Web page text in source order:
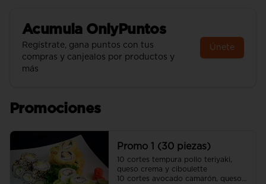
Acumula OnlyPuntos
Regístrate, gana puntos con tus
compras y canjealos por productos y
más
Únete
Promociones
Promo 1 (30 piezas)
10 cortes tempura pollo teriyaki,
queso crema y ciboulette
10 cortes avocado camarón, queso